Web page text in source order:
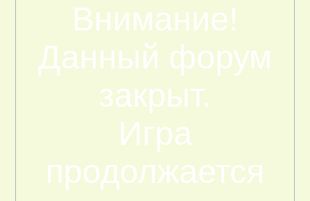
Внимание!
Данный форум
закрыт.
Игра
продолжается